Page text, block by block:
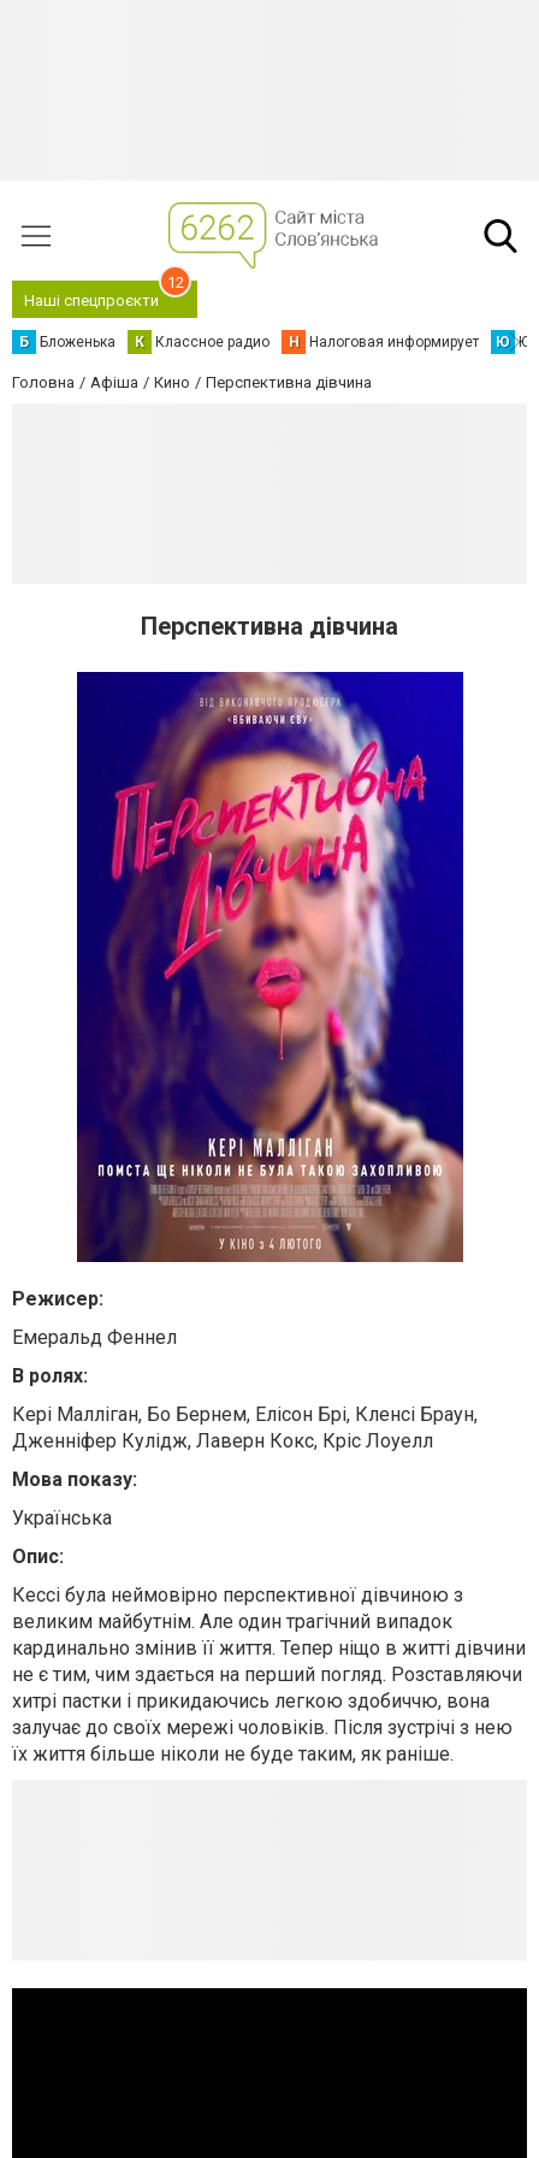
Наші спецпроєкти
12
Б Бложенька К Классное радио Н Налоговая информирует Ю
Головна Афіша Кино Перспективна дівчина
Перспективна дівчина
Режисер:
Емеральд Феннел
В ролях:
Кері Малліган, Бо Бернем, Елісон Брі, Кленсі Браун,
Дженніфер Кулідж, Лаверн Кокс, Кріс Лоуелл
Мова показу:
Українська
Опис:
Кессі була неймовірно перспективної дівчиною з
великим майбутнім. Але один трагічний випадок
кардинально змінив її життя. Тепер ніщо в житті дівчини
не є тим, чим здається на перший погляд. Розставляючи
хитрі пастки і прикидаючись легкою здобиччю, вона
залучає до своїх мережі чоловіків. Після зустрічі з нею
їх життя більше ніколи не буде таким, як раніше.